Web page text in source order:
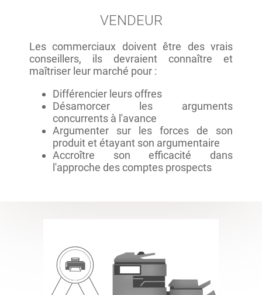
VENDEUR
Les commerciaux doivent être des vrais
conseillers, ils devraient connaître et
maîtriser leur marché pour :
Différencier leurs offres
Désamorcer les arguments
concurrents à l'avance
Argumenter sur les forces de son
produit et étayant son argumentaire
Accroître son efficacité dans
l'approche des comptes prospects